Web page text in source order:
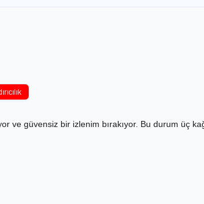
ve güvensiz bir izlenim bırakıyor. Bu durum üç